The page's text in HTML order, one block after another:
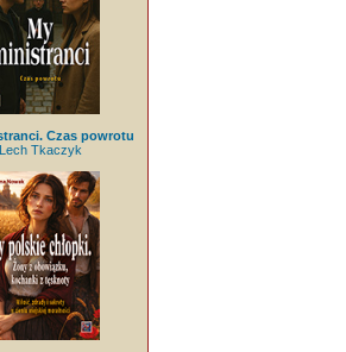
Czas powrotu
Lech Tkaczyk